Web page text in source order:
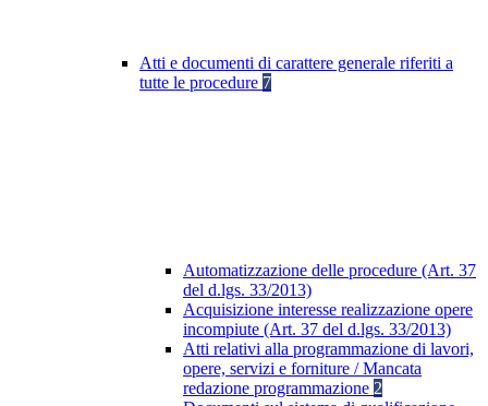
Atti e documenti di carattere generale riferiti a
tutte le procedure 7
Automatizzazione delle procedure (Art. 37
del d.lgs. 33/2013)
Acquisizione interesse realizzazione opere
incompiute (Art. 37 del d.lgs. 33/2013)
Atti relativi alla programmazione di lavori,
opere, servizi e forniture / Mancata
redazione programmazione 2